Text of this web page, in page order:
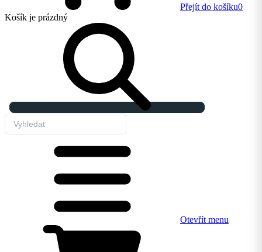
Přejít do košíku0
Košík je prázdný
Otevřít menu